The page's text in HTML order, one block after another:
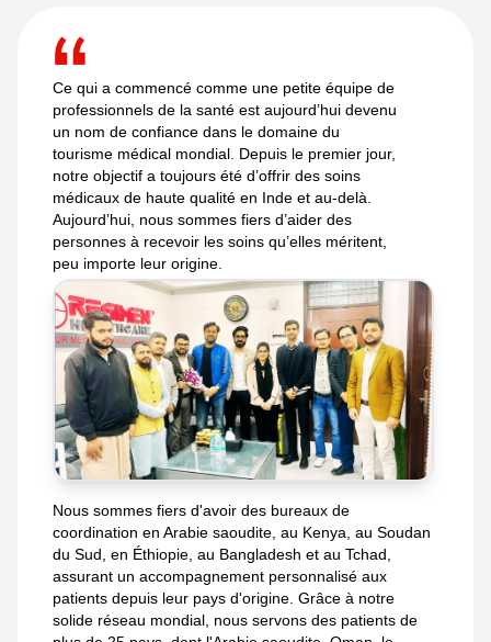
Ce qui a commencé comme une petite équipe de
professionnels de la santé est aujourd’hui devenu
un nom de confiance dans le domaine du
tourisme médical mondial. Depuis le premier jour,
notre objectif a toujours été d’offrir des soins
médicaux de haute qualité en Inde et au-delà.
Aujourd’hui, nous sommes fiers d’aider des
personnes à recevoir les soins qu’elles méritent,
peu importe leur origine.
Nous sommes fiers d'avoir des bureaux de
coordination en Arabie saoudite, au Kenya, au Soudan
du Sud, en Éthiopie, au Bangladesh et au Tchad,
assurant un accompagnement personnalisé aux
patients depuis leur pays d'origine. Grâce à notre
solide réseau mondial, nous servons des patients de